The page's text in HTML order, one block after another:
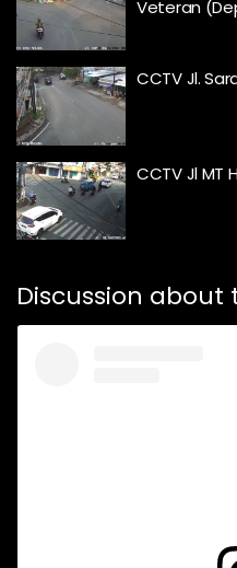
Veteran
CCTV Jl.
CCTV Jl MT
Discussion about